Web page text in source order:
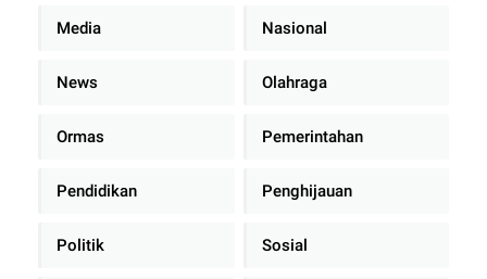
Media Nasional
News Olahraga
Ormas Pemerintahan
Pendidikan Penghijauan
Politik Sosial